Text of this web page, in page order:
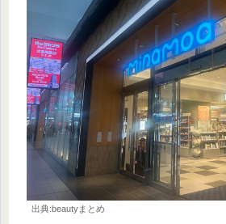
出典:beautyまとめ